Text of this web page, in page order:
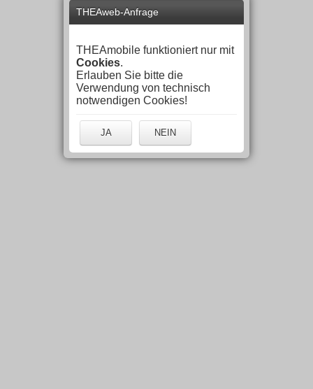
THEAweb-Anfrage
THEAmobile funktioniert nur mit
Cookies.
Erlauben Sie bitte die
Verwendung von technisch
notwendigen Cookies!
JA NEIN